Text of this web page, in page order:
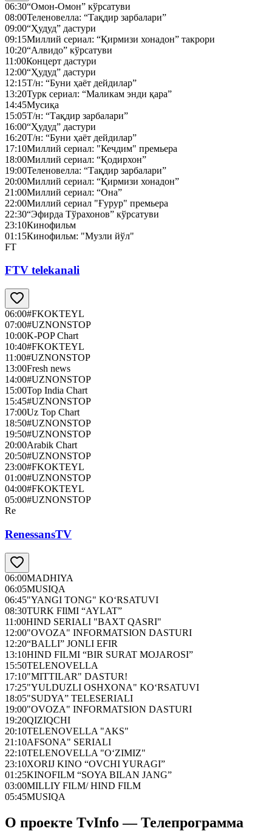
06:30“Омон-Омон” кўрсатуви
08:00Теленовелла: “Тақдир зарбалари”
09:00“Ҳудуд” дастури
09:15Миллий сериал: “Қирмизи хонадон” такрори
10:20“Алвидо” кўрсатуви
11:00Концерт дастури
12:00“Ҳудуд” дастури
12:15Т/н: “Буни ҳаёт дейдилар”
13:20Турк сериал: “Маликам энди қара”
14:45Мусиқа
15:05Т/н: “Тақдир зарбалари”
16:00“Ҳудуд” дастури
16:20Т/н: “Буни ҳаёт дейдилар”
17:10Миллий сериал: "Кечдим" премьера
18:00Миллий сериал: “Қодирхон”
19:00Теленовелла: “Тақдир зарбалари”
20:00Миллий сериал: “Қирмизи хонадон”
21:00Миллий сериал: “Она”
22:00Миллий сериал "Ғурур" премьера
22:30“Эфирда Тўрахонов” кўрсатуви
23:10Кинофильм
01:15Кинофильм: "Музли йўл"
FT
FTV telekanali
06:00#FKOKTEYL
07:00#UZNONSTOP
10:00K-POP Chart
10:40#FKOKTEYL
11:00#UZNONSTOP
13:00Fresh news
14:00#UZNONSTOP
15:00Top India Chart
15:45#UZNONSTOP
17:00Uz Top Chart
18:50#UZNONSTOP
19:50#UZNONSTOP
20:00Arabik Chart
20:50#UZNONSTOP
23:00#FKOKTEYL
01:00#UZNONSTOP
04:00#FKOKTEYL
05:00#UZNONSTOP
Re
RenessansTV
06:00MADHIYA
06:05MUSIQA
06:45"YANGI TONG" KO‘RSATUVI
08:30TURK FIlMI “AYLAT”
11:00HIND SERIALI "BAXT QASRI"
12:00"OVOZA" INFORMATSION DASTURI
12:20“BALLI” JONLI EFIR
13:10HIND FILMI “BIR SURAT MOJAROSI”
15:50TELENOVELLA
17:10"MITTILAR" DASTUR!
17:25"YULDUZLI OSHXONA" KO‘RSATUVI
18:05"SUDYA” TELESERIALI
19:00"OVOZA" INFORMATSION DASTURI
19:20QIZIQCHI
20:10TELENOVELLA "AKS"
21:10AFSONA" SERIALI
22:10TELENOVELLA "O‘ZIMIZ"
23:10XORIJ KINO “OVCHI YURAGI”
01:25KINOFILM “SOYA BILAN JANG”
03:00MILLIY FILM/ HIND FILM
05:45MUSIQA
О проекте TvInfo — Телепрограмма